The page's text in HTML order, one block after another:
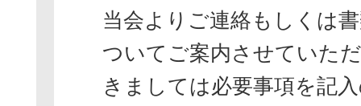
当会よりご連絡もしくは
ついてご案内させていた
きましては必要事項を記